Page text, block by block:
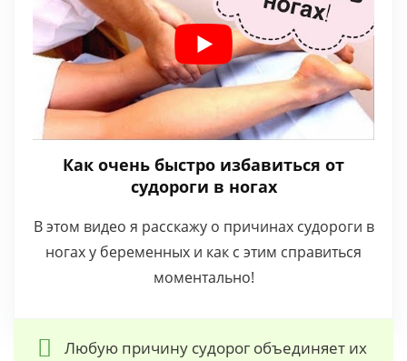
Как очень быстро избавиться от
судороги в ногах
В этом видео я расскажу о причинах судороги в
ногах у беременных и как с этим справиться
моментально!
Любую причину судорог объединяет их